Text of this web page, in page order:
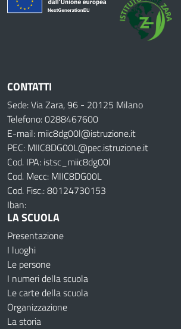
CONTATTI
Sede: Via Zara, 96 - 20125 Milano
Telefono: 0288467600
E-mail: miic8dg00l@istruzione.it
PEC: MIIC8DG00L@pec.istruzione.it
Cod. IPA: istsc_miic8dg00l
Cod. Mecc: MIIC8DG00L
Cod. Fisc.: 80124730153
Iban:
LA SCUOLA
Presentazione
I luoghi
Le persone
I numeri della scuola
Le carte della scuola
Organizzazione
La storia